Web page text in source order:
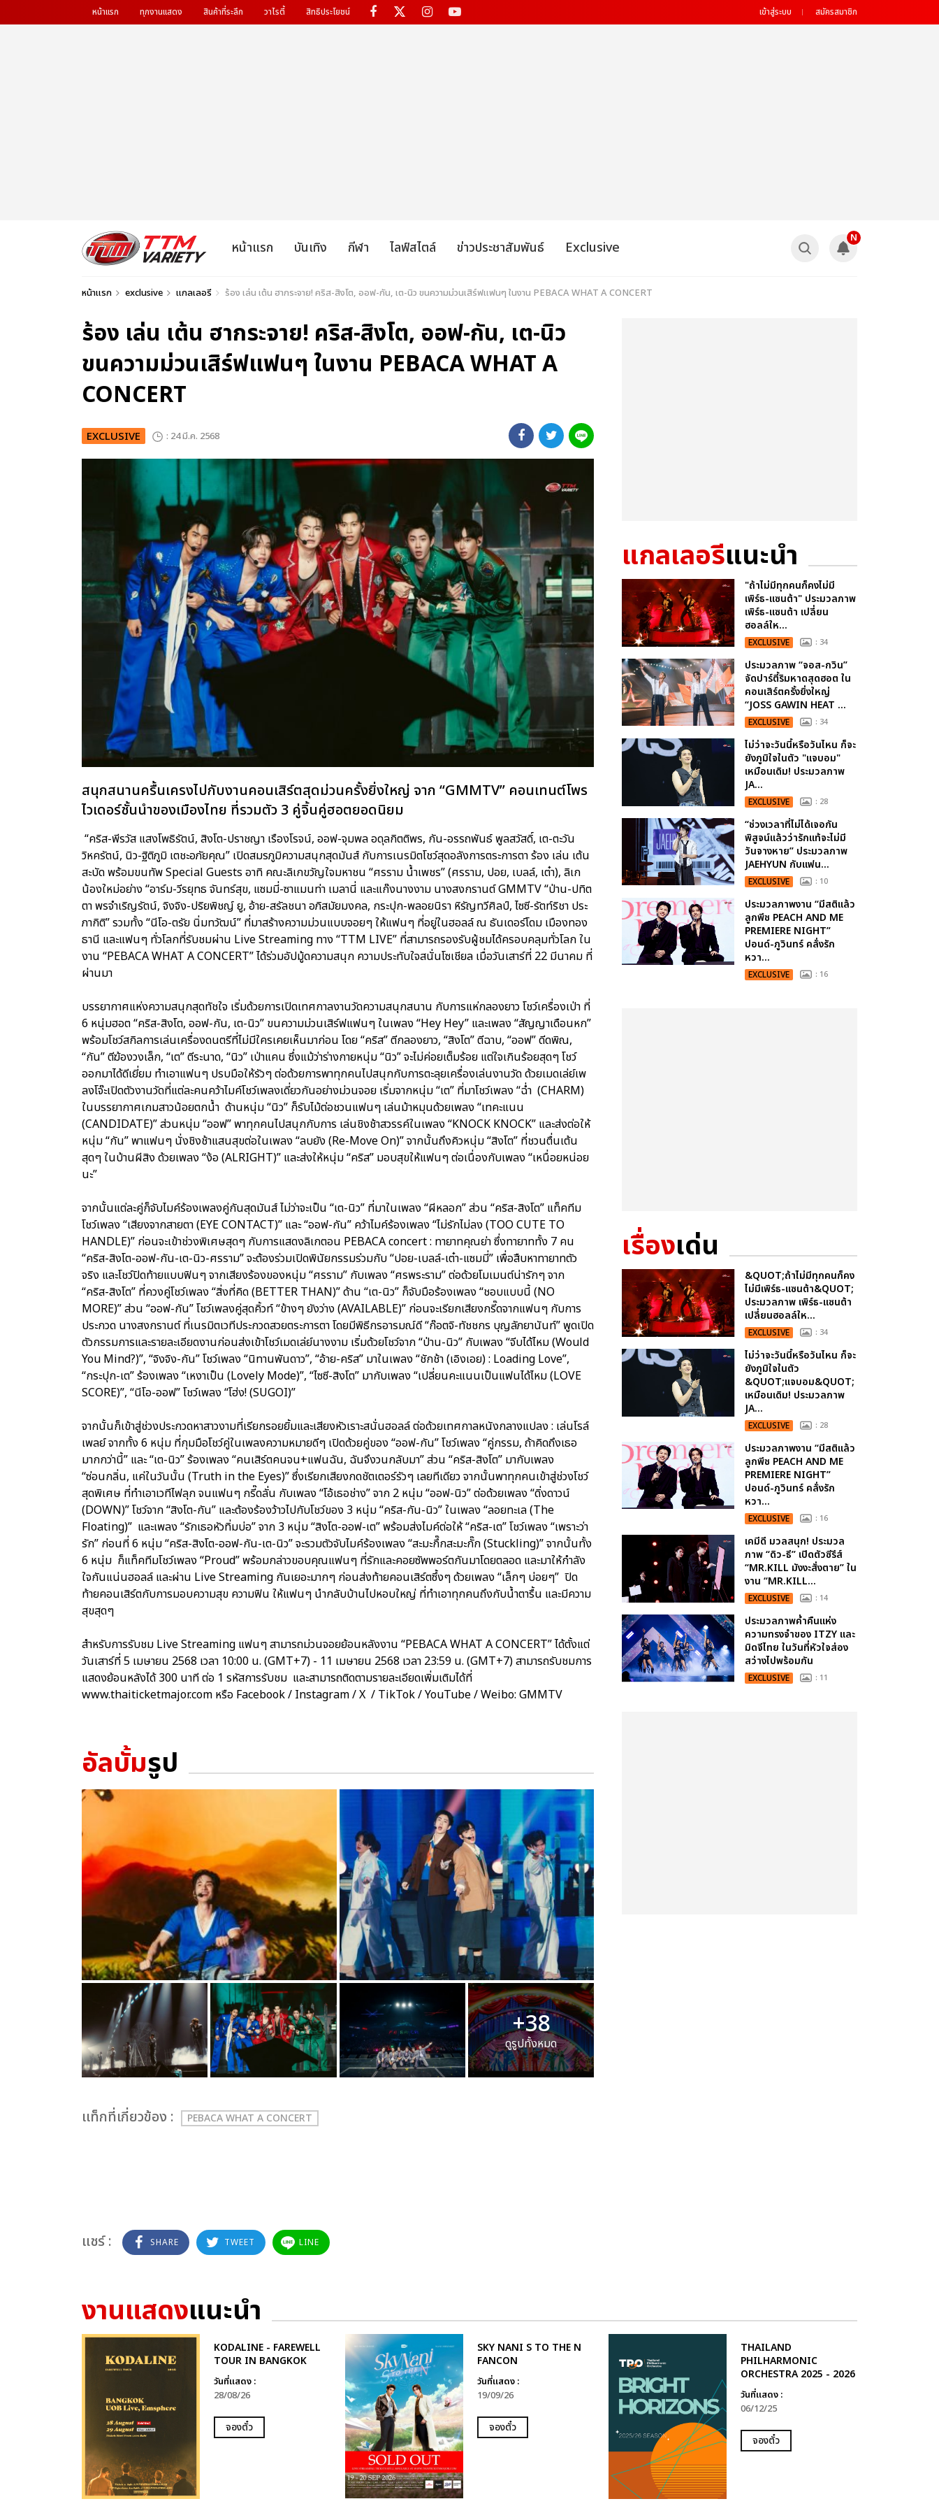
หน้าแรก ทุกงานแสดง สินค้าที่ระลึก วาไรตี้ สิทธิประโยชน์ เข้าสู่ระบบ สมัครสมาชิก
หน้าแรก บันเทิง กีฬา ไลฟ์สไตล์ ข่าวประชาสัมพันธ์ Exclusive
N
หน้าแรก exclusive แกลเลอรี ร้อง เล่น เต้น ฮากระจาย! คริส-สิงโต, ออฟ-กัน, เต-นิว ขนความม่วนเสิร์ฟแฟนๆ ในงาน PEBACA WHAT A CONCERT
ร้อง เล่น เต้น ฮากระจาย! คริส-สิงโต, ออฟ-กัน, เต-นิว
ขนความม่วนเสิร์ฟแฟนๆ ในงาน PEBACA WHAT A
CONCERT
EXCLUSIVE : 24 มี.ค. 2568
สนุกสนานครื้นเครงไปกับงานคอนเสิร์ตสุดม่วนครั้งยิ่งใหญ่ จาก “GMMTV” คอนเทนต์โพร
ไวเดอร์ชั้นนำของเมืองไทย ที่รวมตัว 3 คู่จิ้นคู่ฮอตยอดนิยม
“คริส-พีรวัส แสงโพธิรัตน์, สิงโต-ปราชญา เรืองโรจน์, ออฟ-จุมพล อดุลกิตติพร, กัน-อรรถพันธ์ พูลสวัสดิ์, เต-ตะวัน
วิหครัตน์, นิว-ฐิติภูมิ เตชะอภัยคุณ” เปิดสมรภูมิความสนุกสุดมันส์ กับการเนรมิตโชว์สุดอลังการตระการตา ร้อง เล่น เต้น
สะบัด พร้อมขนทัพ Special Guests อาทิ คณะลิเกขวัญใจมหาชน “ศรราม น้ำเพชร” (ศรราม, ปอย, เบลล์, เต๋า), ลิเก
น้องใหม่อย่าง “อาร์ม-วีรยุทธ จันทร์สุข, แซมมี่-ซาแมนท่า เมลานี่ และแก๊งนางงาม นางสงกรานต์ GMMTV “ป่าน-ปทิต
ตา พรจำเริญรัตน์, จิงจิง-ปริยพิชญ์ ยู, อ้าย-สรัลชนา อภิสมัยมงคล, กระปุก-พลอยนิรา หิรัญทวีศิลป์, ไซซี-รัตท์ริชา ประ
ภากิติ” รวมทั้ง “นีโอ-ตรัย นิ่มทวัฒน์” ที่มาสร้างความม่วนแบบจอยๆ ให้แฟนๆ ที่อยู่ในฮอลล์ ณ ธันเดอร์โดม เมืองทอง
ธานี และแฟนๆ ทั่วโลกที่รับชมผ่าน Live Streaming ทาง “TTM LIVE” ที่สามารถรองรับผู้ชมได้ครอบคลุมทั่วโลก ใน
งาน “PEBACA WHAT A CONCERT” ได้ร่วมอัปมู้ดความสนุก ความประทับใจสนั่นโซเชียล เมื่อวันเสาร์ที่ 22 มีนาคม ที่
ผ่านมา
บรรยากาศแห่งความสนุกสุดทัชใจ เริ่มด้วยการเปิดเทศกาลงานวัดความสนุกสนาน กับการแห่กลองยาว โชว์เครื่องเป่า ที่
6 หนุ่มฮอต “คริส-สิงโต, ออฟ-กัน, เต-นิว” ขนความม่วนเสิร์ฟแฟนๆ ในเพลง “Hey Hey” และเพลง “สัญญาเดือนหก”
พร้อมโชว์สกิลการเล่นเครื่องดนตรีที่ไม่มีใครเคยเห็นมาก่อน โดย “คริส” ตีกลองยาว, “สิงโต” ตีฉาบ, “ออฟ” ดีดพิณ,
“กัน” ตีฆ้องวงเล็ก, “เต” ตีระนาด, “นิว” เป่าแคน ซึ่งแม้ว่าร่างกายหนุ่ม “นิว” จะไม่ค่อยเต็มร้อย แต่ใจเกินร้อยสุดๆ โชว์
ออกมาได้ดีเยี่ยม ทำเอาแฟนๆ ปรบมือให้รัวๆ ต่อด้วยการพาทุกคนไปสนุกกับการตะลุยเครื่องเล่นงานวัด ด้วยเมดเล่ย์เพ
ลงโจ๊ะเปิดตัวงานวัดที่แต่ละคนคว้าไมค์โชว์เพลงเดี่ยวกันอย่างม่วนจอย เริ่มจากหนุ่ม “เต” ที่มาโชว์เพลง “ฉ่ำ (CHARM)
ในบรรยากาศเกมสาวน้อยตกน้ำ ด้านหนุ่ม “นิว” ก็รับไม้ต่อชวนแฟนๆ เล่นม้าหมุนด้วยเพลง “เทคะแนน
(CANDIDATE)” ส่วนหนุ่ม “ออฟ” พาทุกคนไปสนุกกับการ เล่นชิงช้าสวรรค์ในเพลง “KNOCK KNOCK” และส่งต่อให้
หนุ่ม “กัน” พาแฟนๆ นั่งชิงช้าแสนสุขต่อในเพลง “ลบยัง (Re-Move On)” จากนั้นถึงคิวหนุ่ม “สิงโต” ที่ชวนตื่นเต้น
สุดๆ ในบ้านผีสิง ด้วยเพลง “ง้อ (ALRIGHT)” และส่งให้หนุ่ม “คริส” มอบสุขให้แฟนๆ ต่อเนื่องกับเพลง “เหนื่อยหน่อย
นะ”
จากนั้นแต่ละคู่ก็จับไมค์ร้องเพลงคู่กันสุดมันส์ ไม่ว่าจะเป็น “เต-นิว” ที่มาในเพลง “ผีหลอก” ส่วน “คริส-สิงโต” แท็คทีม
โชว์เพลง “เสียงจากสายตา (EYE CONTACT)” และ “ออฟ-กัน” คว้าไมค์ร้องเพลง “ไม่รักไม่ลง (TOO CUTE TO
HANDLE)” ก่อนจะเข้าช่วงพิเศษสุดๆ กับการแสดงลิเกตอน PEBACA concert : ทายาทคุณย่า ซึ่งทายาททั้ง 7 คน
“คริส-สิงโต-ออฟ-กัน-เต-นิว-ศรราม” จะต้องร่วมเปิดพินัยกรรมร่วมกับ “ปอย-เบลล์-เต๋า-แซมมี่” เพื่อสืบหาทายาทตัว
จริง และโชว์ปิดท้ายแบบฟินๆ จากเสียงร้องของหนุ่ม “ศรราม” กับเพลง “ศรพระราม” ต่อด้วยโมเมนต์น่ารักๆ จาก
“คริส-สิงโต” ที่ควงคู่โชว์เพลง “สิ่งที่คิด (BETTER THAN)” ด้าน “เต-นิว” ก็จับมือร้องเพลง “ชอบแบบนี้ (NO
MORE)” ส่วน “ออฟ-กัน” โชว์เพลงคู่สุดคิ้วท์ “ข้างๆ ยังว่าง (AVAILABLE)” ก่อนจะเรียกเสียงกรี๊ดจากแฟนๆ กับการ
ประกวด นางสงกรานต์ ที่เนรมิตเวทีประกวดสวยตระการตา โดยมีพิธีกรอารมณ์ดี “ก๊อตจิ-ทัชชกร บุญลัภยานันท์” พูดเปิด
ตัวกรรมการและรายละเอียดงานก่อนส่งเข้าโชว์เมดเล่ย์นางงาม เริ่มด้วยโชว์จาก “ป่าน-นิว” กับเพลง “จีบได้ไหม (Would
You Mind?)”, “จิงจิง-กัน” โชว์เพลง “นิทานพันดาว”, “อ้าย-คริส” มาในเพลง “ชักช้า (เอิงเอย) : Loading Love”,
“กระปุก-เต” ร้องเพลง “เหงาเป็น (Lovely Mode)”, “ไซซี-สิงโต” มากับเพลง “เปลี่ยนคะแนนเป็นแฟนได้ไหม (LOVE
SCORE)”, “นีโอ-ออฟ” โชว์เพลง “โฮ่ง! (SUGOI)”
จากนั้นก็เข้าสู่ช่วงประกวดหาสาวงามที่เรียกรอยยิ้มและเสียงหัวเราะสนั่นฮอลล์ ต่อด้วยเทศกาลหนังกลางแปลง : เล่นโรล์
เพลย์ จากทั้ง 6 หนุ่ม ที่กุมมือโชว์คู่ในเพลงความหมายดีๆ เปิดด้วยคู่ของ “ออฟ-กัน” โชว์เพลง “คู่กรรม, ถ้าคิดถึงเธอ
มากกว่านี้” และ “เต-นิว” ร้องเพลง “คนเสิร์ตคนจน+แฟนฉัน, ฉันจึงวนกลับมา” ส่วน “คริส-สิงโต” มากับเพลง
“ซ่อนกลิ่น, แค่ในวันนั้น (Truth in the Eyes)” ซึ่งเรียกเสียงกดชัตเตอร์รัวๆ เลยทีเดียว จากนั้นพาทุกคนเข้าสู่ช่วงโชว์
สุดพิเศษ ที่ทำเอาเวทีไฟลุก จนแฟนๆ กรี๊ดลั่น กับเพลง “โอ้เธอช่าง” จาก 2 หนุ่ม “ออฟ-นิว” ต่อด้วยเพลง “ดิ่งดาวน์
(DOWN)” โชว์จาก “สิงโต-กัน” และต้องร้องว้าวไปกับโชว์ของ 3 หนุ่ม “คริส-กัน-นิว” ในเพลง “ลอยทะเล (The
Floating)” และเพลง “รักเธอหัวทิ่มบ่อ” จาก 3 หนุ่ม “สิงโต-ออฟ-เต” พร้อมส่งไมค์ต่อให้ “คริส-เต” โชว์เพลง “เพราะว่า
รัก” ก่อนที่ 6 หนุ่ม “คริส-สิงโต-ออฟ-กัน-เต-นิว” จะรวมตัวจับไมค์ร้องเพลง “สะมะกึ๊กสะมะกั๊ก (Stuckling)” จากนั้นทั้ง
6 หนุ่ม ก็แท็คทีมโชว์เพลง “Proud” พร้อมกล่าวขอบคุณแฟนๆ ที่รักและคอยซัพพอร์ตกันมาโดยตลอด และมาให้กำลัง
ใจกันแน่นฮอลล์ และผ่าน Live Streaming กันเยอะมากๆ ก่อนส่งท้ายคอนเสิร์ตซึ้งๆ ด้วยเพลง “เล็กๆ บ่อยๆ” ปิด
ท้ายคอนเสิร์ตกับการมอบความสุข ความฟิน ให้แฟนๆ นำกลับบ้านไปหอบใหญ่ ที่ทำเอาทุกคนถึงกับน้ำตารื้น และมีความ
สุขสุดๆ
สำหรับการรับชม Live Streaming แฟนๆ สามารถม่วนจอยย้อนหลังงาน “PEBACA WHAT A CONCERT” ได้ตั้งแต่
วันเสาร์ที่ 5 เมษายน 2568 เวลา 10:00 น. (GMT+7) - 11 เมษายน 2568 เวลา 23:59 น. (GMT+7) สามารถรับชมการ
แสดงย้อนหลังได้ 300 นาที ต่อ 1 รหัสการรับชม และสามารถติดตามรายละเอียดเพิ่มเติมได้ที่
www.thaiticketmajor.com หรือ Facebook / Instagram / X / TikTok / YouTube / Weibo: GMMTV
อัลบั้มรูป
+38
ดูรูปทั้งหมด
เเท็กที่เกี่ยวข้อง : PEBACA WHAT A CONCERT
แชร์ : SHARE TWEET LINE
แกลเลอรีแนะนำ
"ถ้าไม่มีทุกคนก็คงไม่มี
เพิร์ธ-แซนต้า" ประมวลภาพ
เพิร์ธ-แซนต้า เปลี่ยน
ฮอลล์ให...
EXCLUSIVE : 34
ประมวลภาพ “จอส-กวิน”
จัดปาร์ตี้ริมหาดสุดฮอต ใน
คอนเสิร์ตครั้งยิ่งใหญ่
“JOSS GAWIN HEAT ...
EXCLUSIVE : 34
ไม่ว่าจะวันนี้หรือวันไหน ก็จะ
ยังภูมิใจในตัว "แจบอม"
เหมือนเดิม! ประมวลภาพ
JA...
EXCLUSIVE : 28
“ช่วงเวลาที่ไม่ได้เจอกัน
พิสูจน์แล้วว่ารักแท้จะไม่มี
วันจางหาย” ประมวลภาพ
JAEHYUN กับแฟน...
EXCLUSIVE : 10
ประมวลภาพงาน “มีสติแล้ว
ลูกพีช PEACH AND ME
PREMIERE NIGHT”
ปอนด์-ภูวินทร์ คลั่งรัก
หวา...
EXCLUSIVE : 16
เรื่องเด่น
&QUOT;ถ้าไม่มีทุกคนก็คง
ไม่มีเพิร์ธ-แซนต้า&QUOT;
ประมวลภาพ เพิร์ธ-แซนต้า
เปลี่ยนฮอลล์ให...
EXCLUSIVE : 34
ไม่ว่าจะวันนี้หรือวันไหน ก็จะ
ยังภูมิใจในตัว
&QUOT;แจบอม&QUOT;
เหมือนเดิม! ประมวลภาพ
JA...
EXCLUSIVE : 28
ประมวลภาพงาน “มีสติแล้ว
ลูกพีช PEACH AND ME
PREMIERE NIGHT”
ปอนด์-ภูวินทร์ คลั่งรัก
หวา...
EXCLUSIVE : 16
เคมีดี มวลสนุก! ประมวล
ภาพ “ดิว-ธี” เปิดตัวซีรีส์
“MR.KILL มังงะสั่งตาย” ใน
งาน “MR.KILL...
EXCLUSIVE : 14
ประมวลภาพค่ำคืนแห่ง
ความทรงจำของ ITZY และ
มิดจีไทย ในวันที่หัวใจส่อง
สว่างไปพร้อมกัน
EXCLUSIVE : 11
งานแสดงแนะนำ
KODALINE - FAREWELL
TOUR IN BANGKOK
วันที่แสดง :
28/08/26
จองตั๋ว
SKY NANI S TO THE N
FANCON
วันที่แสดง :
19/09/26
จองตั๋ว
THAILAND
PHILHARMONIC
ORCHESTRA 2025 - 2026
วันที่แสดง :
06/12/25
จองตั๋ว